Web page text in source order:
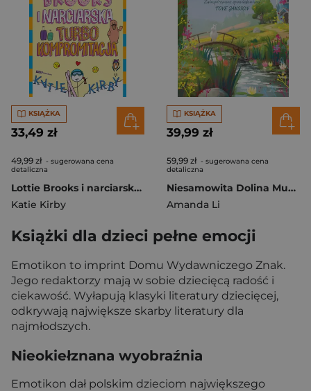
KSIĄŻKA
33,49 zł
49,99 zł - sugerowana cena
detaliczna
Lottie Brooks i narciarska turbo kompromitacja
Katie Kirby
KSIĄŻKA
39,99 zł
59,99 zł - sugerowana cena
detaliczna
Niesamowita Dolina Muminków
Amanda Li
Książki dla dzieci pełne emocji
Emotikon to imprint Domu Wydawniczego Znak.
Jego redaktorzy mają w sobie dziecięcą radość i
ciekawość. Wyłapują klasyki literatury dziecięcej,
odkrywają największe skarby literatury dla
najmłodszych.
Nieokiełznana wyobraźnia
Emotikon dał polskim dzieciom największego